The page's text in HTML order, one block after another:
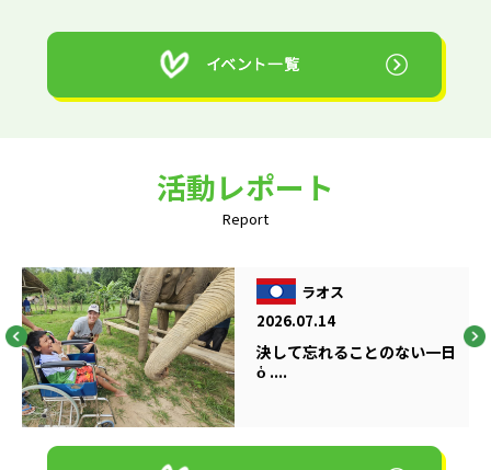
活動レポート
Report
ラオス
2026.07.14
決して忘れることのない一日
ὁ ....